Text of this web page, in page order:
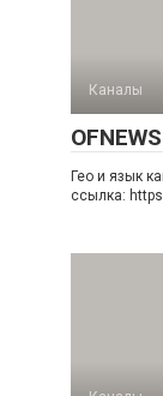
Каналы
Гео и язык
ссылка: